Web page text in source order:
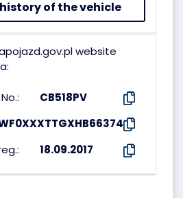
of the vehicle
website
CB518PV
18.09.2017